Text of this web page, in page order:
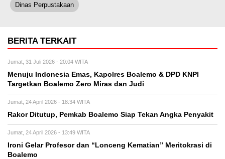
Dinas Perpustakaan
BERITA TERKAIT
Jumat, 31 Juli 2026 - 20:04 WITA
Menuju Indonesia Emas, Kapolres Boalemo & DPD KNPI
Targetkan Boalemo Zero Miras dan Judi
Jumat, 24 April 2026 - 18:34 WITA
Rakor Ditutup, Pemkab Boalemo Siap Tekan Angka Penyakit
Jumat, 24 April 2026 - 13:49 WITA
Ironi Gelar Profesor dan “Lonceng Kematian” Meritokrasi di
Boalemo